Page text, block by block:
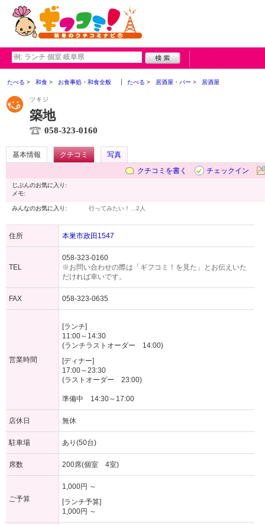
たべる 和食 お食事処・和食全般 たべる 居酒屋・バー 居酒屋
ツキジ
築地
058-323-0160
基本情報 クチコミ
写真
クチコミを書く
チェックイン
じぶんのお気に入り:
メモ:
みんなのお気に入り: 行ってみたい！… 2人
住所 本巣市政田1547
TEL
058-323-0160
※お問い合わせの際は「ギフコミ！を見た」とお伝えいた
だければ幸いです。
FAX 058-323-0635
営業時間
[ランチ]
11:00～14:30
(ランチラストオーダー 14:00)
[ディナー]
17:00～23:30
(ラストオーダー 23:00)
準備中 14:30～17:00
店休日 無休
駐車場 あり(50台)
席数 200席(個室 4室)
ご予算
1,000円 ～
[ランチ予算]
1,000円 ～